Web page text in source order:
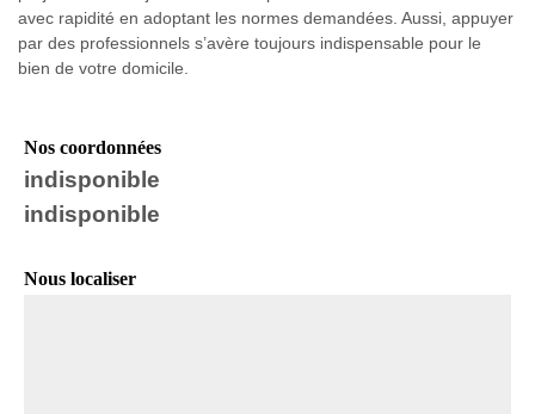
avec rapidité en adoptant les normes demandées. Aussi, appuyer
par des professionnels s’avère toujours indispensable pour le
bien de votre domicile.
Nos coordonnées
indisponible
indisponible
Nous localiser